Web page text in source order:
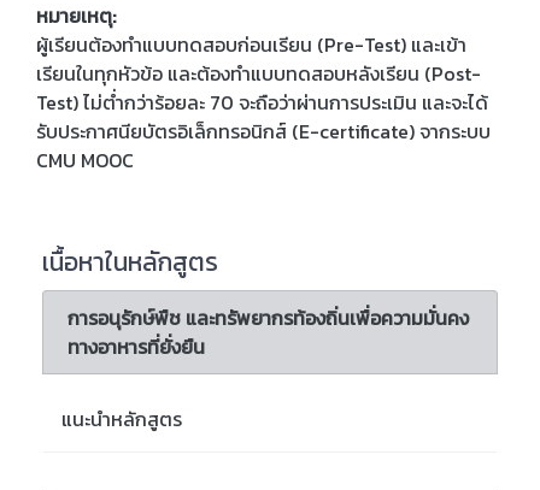
หมายเหตุ:
ผู้เรียนต้องทำแบบทดสอบก่อนเรียน (Pre-Test) และเข้า
เรียนในทุกหัวข้อ และต้องทำแบบทดสอบหลังเรียน (Post-
Test) ไม่ต่ำกว่าร้อยละ 70 จะถือว่าผ่านการประเมิน และจะได้
รับประกาศนียบัตรอิเล็กทรอนิกส์ (E-certificate) จากระบบ
CMU MOOC
เนื้อหาในหลักสูตร
การอนุรักษ์พืช และทรัพยากรท้องถิ่นเพื่อความมั่นคง
ทางอาหารที่ยั่งยืน
แนะนำหลักสูตร